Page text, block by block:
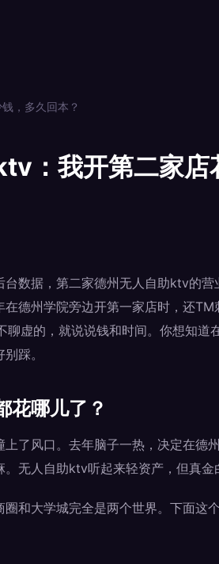
，多久回本？
：我开第二家店
台数据，第二家德州无人自助ktv的
德州学院旁边开第一家店时，还
聊虚的，就说说钱和时间。你想知
踩。
花哪儿了？
了风口。去年脑子一热，决定在德
无人自助ktv听起来轻资产，但真金
和大学城完全是两个世界。下面这